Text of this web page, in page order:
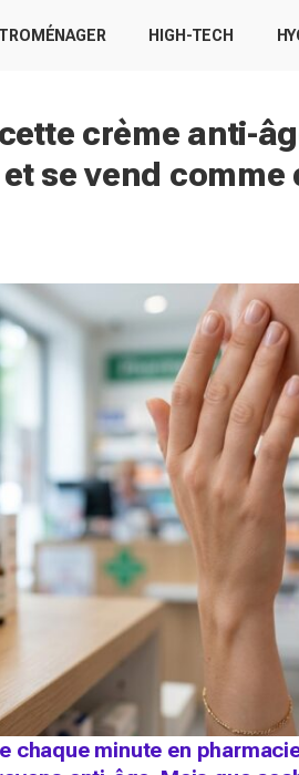
HIGH-TECH
crème anti-
se vend comme
chaque minute en